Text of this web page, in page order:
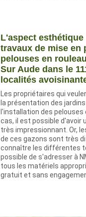
L'aspect
travaux de mise en
pelouses en
Sur Aude dans le
localités
Les propriétaires qui
la présentation des
l'installation des pelouses
cas, il est possible d'avoir
très impressionnant. Or,
de ces gazons sont très
connaître les différentes
possible de s'adresser à
tous les matériels
gratuit et sans